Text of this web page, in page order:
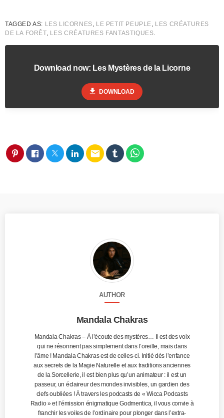
TAGGED AS: LES LICORNES LE PETIT PEUPLE
LES CRÉATURES
DE LA FORÊT, LES CRÉATURES FANTASTIQUES
Download now: Les Mystères de la Licorne
file_download DOWNLOAD
email
AUTHOR
Mandala Chakras
Mandala Chakras – À l’écoute des mystères… Il est des voix
qui ne résonnent pas simplement dans l’oreille, mais dans
l’âme ! Mandala Chakras est de celles-ci. Initié dès l’enfance
aux secrets de la Magie Naturelle et aux traditions anciennes
de la Sorcellerie, il est bien plus qu’un animateur : il est un
passeur, un éclaireur des mondes invisibles, un gardien des
clefs oubliées ! À travers les podcasts de « Wicca Podcasts
Radio » et l’émission énigmatique Godmentica, il vous convie à
franchir les voiles de l’ordinaire pour plonger dans l’extra-